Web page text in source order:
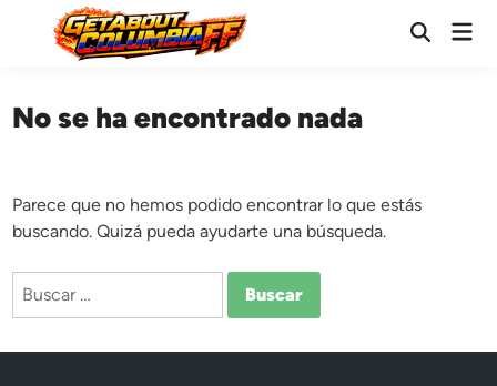
contenido
Abrir
No se ha encontrado nada
Parece que no hemos podido encontrar lo que estás
buscando. Quizá pueda ayudarte una búsqueda.
Buscar: